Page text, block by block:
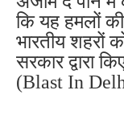
कि यह हमलों
भारतीय शहरों
सरकार द्वारा
(Blast In